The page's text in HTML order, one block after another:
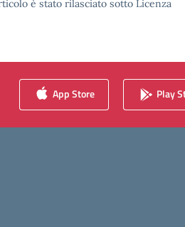
è stato rilasciato sotto Licenza
App Store Play